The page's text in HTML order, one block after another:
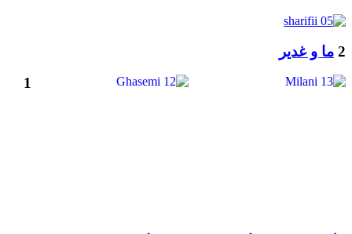
2 ما و غدیر
1